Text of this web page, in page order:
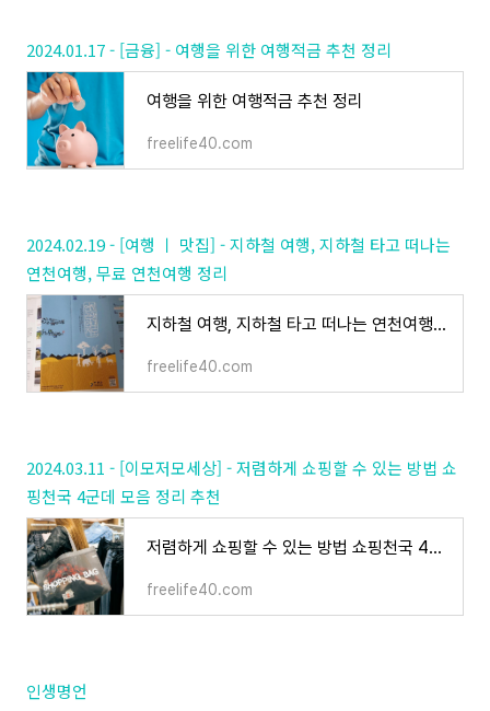
2024.01.17 - [금융] - 여행을 위한 여행적금 추천 정리
여행을 위한 여행적금 추천 정리
freelife40.com
2024.02.19 - [여행 ㅣ 맛집] - 지하철 여행, 지하철 타고 떠나는
연천여행, 무료 연천여행 정리
지하철 여행, 지하철 타고 떠나는 연천여행, 무료 연천여행 정리
freelife40.com
2024.03.11 - [이모저모세상] - 저렴하게 쇼핑할 수 있는 방법 쇼
핑천국 4군데 모음 정리 추천
저렴하게 쇼핑할 수 있는 방법 쇼핑천국 4군데 모음 정리 추천
freelife40.com
인생명언